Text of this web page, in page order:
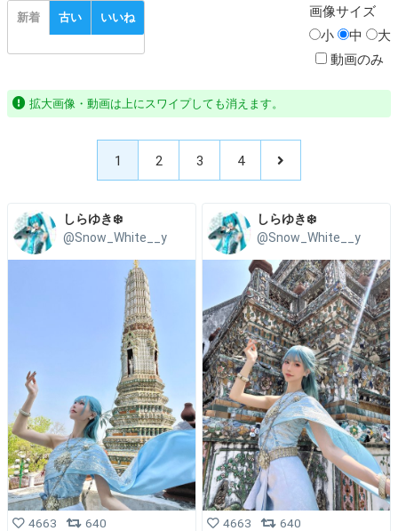
新着 古い いいね 画像サイズ
小
中
大
動画のみ
拡大画像・動画は上にスワイプしても消えます。
1 2 3 4
しらゆき❄️
@Snow_White__y
4663
640
しらゆき❄️
@Snow_White__y
4663
640